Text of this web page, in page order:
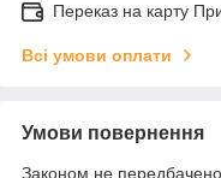
Переказ на карту
Всі умови оплати
Умови повернення
Законом не